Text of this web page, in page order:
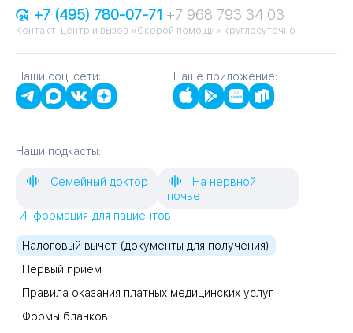
+7 (495) 780-07-71 +7 968 793 34 03
Контакт-центр и вызов «Скорой помощи» круглосуточно
Наши соц. сети: Наше приложение:
Наши подкасты:
Семейный доктор
На нервной
почве
Информация для пациентов
Налоговый вычет (документы для получения)
Первый прием
Правила оказания платных медицинских услуг
Формы бланков